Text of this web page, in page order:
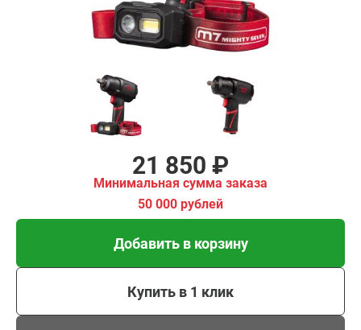
21 850 ₽
Минимальная сумма заказа
50 000 рублей
Добавить в корзину
Купить в 1 клик
Добавить в корзину
Купить в 1 клик
В кредит от 728 руб/
мес